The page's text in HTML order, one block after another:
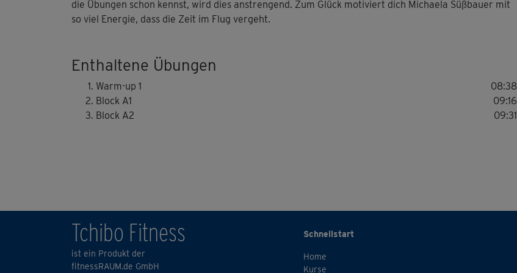
die Übungen schon kennst, wird dies anstrengend. Zum Glück motiviert dich Michaela Süßbauer mit
so viel Energie, dass die Zeit im Flug vergeht.
Enthaltene Übungen
Warm-up 1
08:38
Block A1
09:16
Block A2
09:31
Tchibo Fitness
ist ein Produkt der
fitnessRAUM.de GmbH
Schnellstart
Home
Kurse